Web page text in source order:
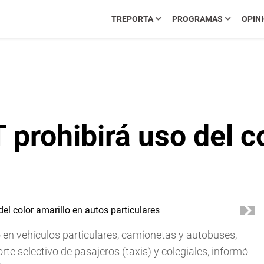
TREPORTA PROGRAMAS
prohibirá uso del
vehículos particulares, camionetas y autobuses,
selectivo de pasajeros (taxis) y colegiales, informó